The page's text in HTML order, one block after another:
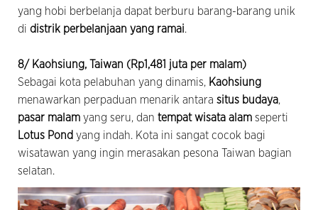
yang hobi berbelanja dapat berburu barang-barang unik
di distrik perbelanjaan yang ramai.
8/ Kaohsiung, Taiwan (Rp1,481 juta per malam)
Sebagai kota pelabuhan yang dinamis, Kaohsiung
menawarkan perpaduan menarik antara situs budaya,
pasar malam yang seru, dan tempat wisata alam seperti
Lotus Pond yang indah. Kota ini sangat cocok bagi
wisatawan yang ingin merasakan pesona Taiwan bagian
selatan.